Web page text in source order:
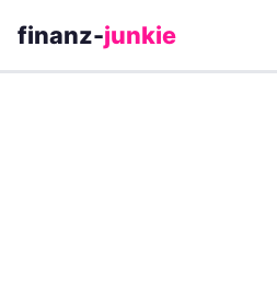
finanz-junkie